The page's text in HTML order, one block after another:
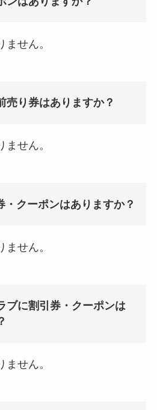
ません。
売り券はありますか？
ません。
・クーポンはありますか？
ません。
ブに割引券・クーポンは
ません。